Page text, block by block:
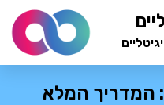
המדריך המלא